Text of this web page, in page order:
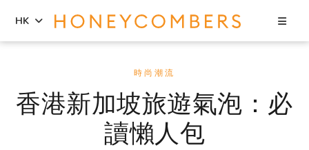
content
primary
sidebar
HK
時尚潮流
香港新加坡旅遊氣泡：必
讀懶人包